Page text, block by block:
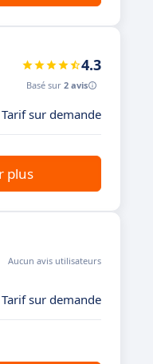
4.3
Basé sur 2 avis
Tarif sur demande
plus
Aucun avis utilisateurs
Tarif sur demande